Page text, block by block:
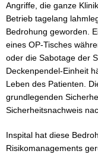
Angriffe, die ganze
Betrieb tagelang
Bedrohung geworden.
eines OP-Tisches
oder die Sabotage der
Deckenpendel-Einheit
Leben des Patienten.
grundlegenden
Sicherheitsnachweis
Inspital hat diese
Risikomanagements